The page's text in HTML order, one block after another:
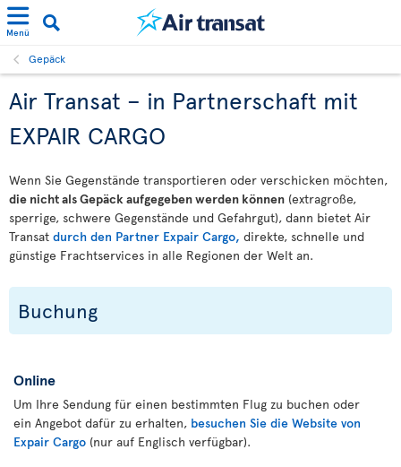
Menü
Gepäck
Air Transat – in Partnerschaft mit
EXPAIR CARGO
Wenn Sie Gegenstände transportieren oder verschicken möchten,
die nicht als Gepäck aufgegeben werden können (extragroße,
sperrige, schwere Gegenstände und Gefahrgut), dann bietet Air
Transat durch den Partner Expair Cargo, direkte, schnelle und
günstige Frachtservices in alle Regionen der Welt an.
Buchung
Online
Um Ihre Sendung für einen bestimmten Flug zu buchen oder
ein Angebot dafür zu erhalten, besuchen Sie die Website von
Expair Cargo (nur auf Englisch verfügbar).